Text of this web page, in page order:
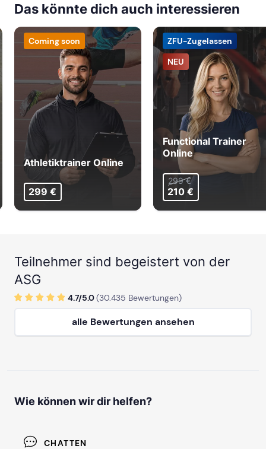
Das könnte dich auch interessieren
Coming soon
Athletiktrainer Online
299 €
NEU
ZFU-Zugelassen
Functional Trainer
Online
299 €
210 €
Teilnehmer sind begeistert von der
ASG
4.7/5.0(30.435 Bewertungen)
alle Bewertungen ansehen
Wie können wir dir helfen?
CHATTEN